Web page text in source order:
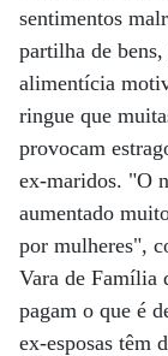
sentimentos
partilha de
alimentícia
ringue que
provocam
ex-maridos. "O
aumentado
por mulheres",
Vara de Família
pagam o que é
ex-esposas têm